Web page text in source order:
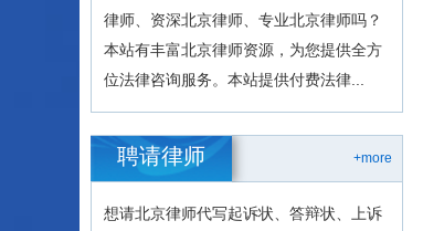
律师、资深北京律师、专业北京律师吗？
本站有丰富北京律师资源，为您提供全方
位法律咨询服务。本站提供付费法律...
+more
聘请律师
想请北京律师代写起诉状、答辩状、上诉